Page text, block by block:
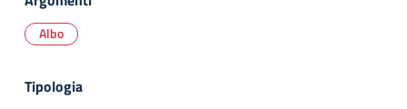
Albo
Tipologia